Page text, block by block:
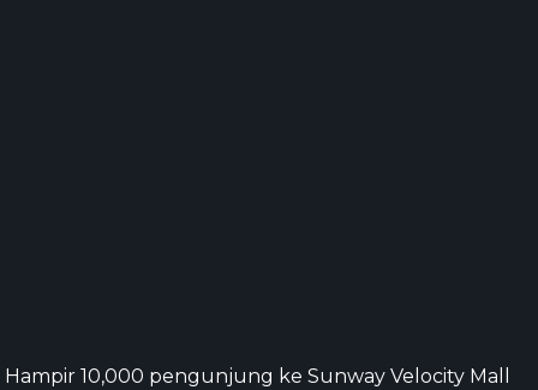
Hampir 10,000 pengunjung ke Sunway Velocity Mall